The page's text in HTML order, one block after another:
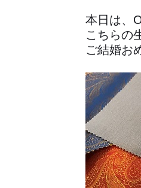
本日は、
こちらの
ご結婚お